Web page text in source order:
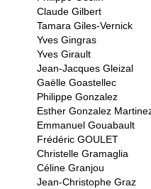
Claude Gilbert
Tamara Giles-Vernick
Yves Gingras
Yves Girault
Jean-Jacques Gleizal
Gaëlle Goastellec
Philippe Gonzalez
Esther Gonzalez
Emmanuel Gouabault
Frédéric GOULET
Christelle Gramaglia
Céline Granjou
Jean-Christophe Graz